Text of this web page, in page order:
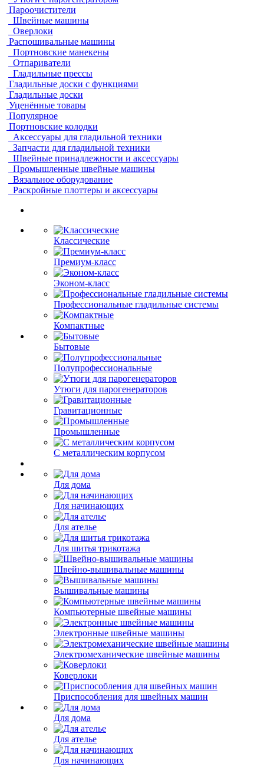
Пароочистители
Швейные машины
Оверлоки
Распошивальные машины
Портновские манекены
Отпариватели
Гладильные прессы
Гладильные доски с функциями
Гладильные доски
Уценённые товары
Популярное
Портновские колодки
Аксессуары для гладильной техники
Запчасти для гладильной техники
Швейные принадлежности и аксессуары
Промышленные швейные машины
Вязальное оборудование
Раскройные плоттеры и аксессуары
Классические
Премиум-класс
Эконом-класс
Профессиональные гладильные системы
Компактные
Бытовые
Полупрофессиональные
Утюги для парогенераторов
Гравитационные
Промышленные
С металлическим корпусом
Для дома
Для начинающих
Для ателье
Для шитья трикотажа
Швейно-вышивальные машины
Вышивальные машины
Компьютерные швейные машины
Электронные швейные машины
Электромеханические швейные машины
Коверлоки
Приспособления для швейных машин
Для дома
Для ателье
Для начинающих